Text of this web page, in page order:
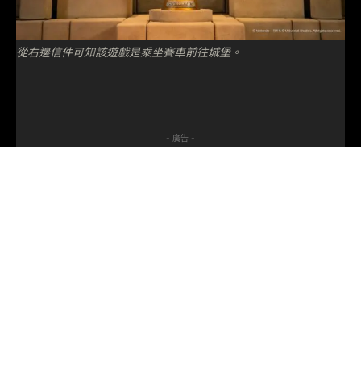
從右邊信件可知該遊戲是乘坐賽車前往城堡。
- 廣告 -